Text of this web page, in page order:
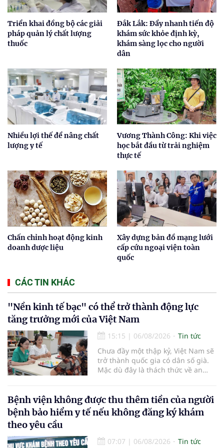
Triển khai đồng bộ các giải
pháp quản lý chất lượng
thuốc
Đắk Lắk: Đẩy nhanh tiến độ
khám sức khỏe định kỳ,
khám sàng lọc cho người
dân
Nhiều lợi thế để nâng chất
lượng y tế
Vương Thành Công: Khi việc
học bắt đầu từ trải nghiệm
thực tế
Chấn chỉnh hoạt động kinh
doanh dược liệu
Xây dựng bản đồ mạng lưới
cấp cứu ngoại viện toàn
quốc
CÁC TIN KHÁC
"Nền kinh tế bạc" có thể trở thành động lực
tăng trưởng mới của Việt Nam
15:15 | 06/08/2026
Tin tức
Chưa đầy một thập kỷ, Việt Nam sẽ
trở thành quốc gia có dân số già.
Mặc dù đây là thách thức về an
có giá trị hàng tỷ USD.
Bệnh viện không được thu thêm tiền của người
bệnh bảo hiểm y tế nếu không đăng ký khám
theo yêu cầu
07:07 | 06/08/2026
Tin tức